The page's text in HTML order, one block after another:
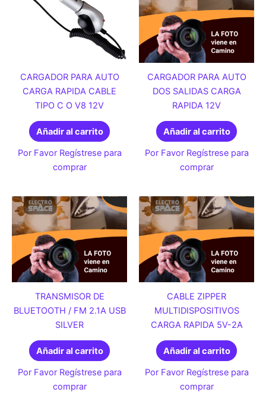
CARGADOR PARA AUTO
CARGA RAPIDA CABLE
TIPO C O V8 12V
Añadir al carrito
Por Favor Regístrese para
comprar
CARGADOR PARA AUTO
DOS SALIDAS CARGA
RAPIDA 12V
Añadir al carrito
Por Favor Regístrese para
comprar
TRANSMISOR DE
BLUETOOTH / FM 2.1A USB
SILVER
Añadir al carrito
Por Favor Regístrese para
comprar
CABLE ZIPPER
MULTIDISPOSITIVOS
CARGA RAPIDA 5V-2A
Añadir al carrito
Por Favor Regístrese para
comprar